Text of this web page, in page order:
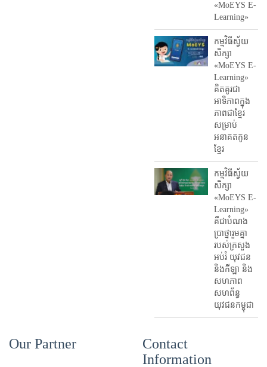
«MoEYS E-
Learning»
កម្មវិធីស្វ័យ
សិក្សា
«MoEYS E-
Learning»
គិតគូរជា
អាទិភាពក្នុង
ភាពជាខ្មែរ
សម្រាប់
អនាគតកូន
ខ្មែរ
កម្មវិធីស្វ័យ
សិក្សា
«MoEYS E-
Learning»
គឺជាបំណង
ប្រាថ្នារួមគ្នា
របស់ក្រសួង
អប់រំ​ យុវជន
និងកីឡា និង
សហភាព
សហព័ន្ធ
យុវជនកម្ពុជា
Our Partner
Contact
Information